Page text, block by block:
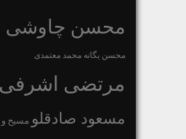
محسن چاوشی
محسن یگانه محمد معتمدی
مرتضی اشرفی
مسعود صادقلو مسیح و